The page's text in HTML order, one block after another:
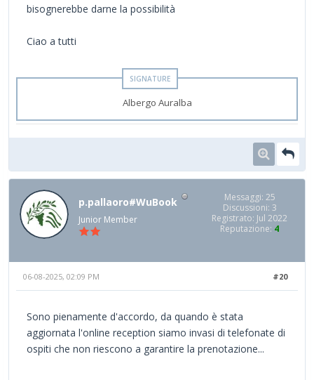
bisognerebbe darne la possibilità
Ciao a tutti
Albergo Auralba
p.pallaoro#WuBook
Junior Member
Messaggi: 25
Discussioni: 3
Registrato: Jul 2022
Reputazione: 4
#20
06-08-2025, 02:09 PM
Sono pienamente d'accordo, da quando è stata
aggiornata l'online reception siamo invasi di telefonate di
ospiti che non riescono a garantire la prenotazione...